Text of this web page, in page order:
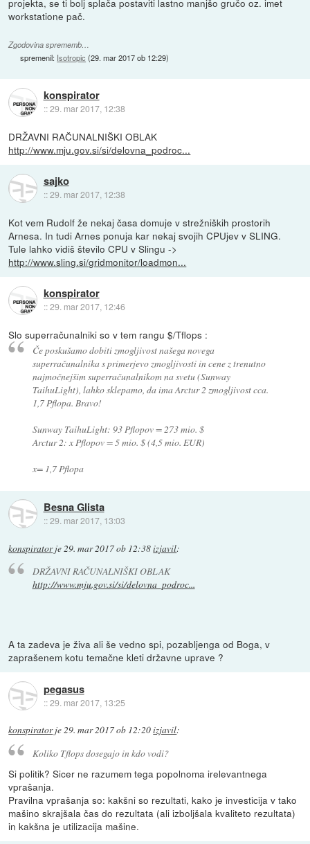
workstatione pač.
Zgodovina sprememb…
spremenil: Isotropic (29. mar 2017 ob 12:29)
konspirator
::29. mar 2017, 12:38
DRŽAVNI RAČUNALNIŠKI OBLAK
http://www.mju.gov.si/si/delovna_podroc...
sajko
::29. mar 2017, 12:38
Kot vem Rudolf že nekaj časa domuje v strežniških prostorih
Arnesa. In tudi Arnes ponuja kar nekaj svojih CPUjev v SLING.
Tule lahko vidiš število CPU v Slingu ->
http://www.sling.si/gridmonitor/loadmon...
konspirator
::29. mar 2017, 12:46
Slo superračunalniki so v tem rangu $/Tflops :
Če poskušamo dobiti zmogljivost našega novega
superračunalnika s primerjevo zmogljivosti in cene z trenutno
najmočnejšim superračunalnikom na svetu (Sunway
TaihuLight), lahko sklepamo, da ima Arctur 2 zmogljivost cca.
1,7 Pflopa. Bravo!
Sunway TaihuLight: 93 Pflopov = 273 mio. $
Arctur 2: x Pflopov = 5 mio. $ (4,5 mio. EUR)
x= 1,7 Pflopa
Besna Glista
::29. mar 2017, 13:03
konspiratorje29. mar 2017 ob 12:38izjavil:
DRŽAVNI RAČUNALNIŠKI OBLAK
http://www.mju.gov.si/si/delovna_podroc...
A ta zadeva je živa ali še vedno spi, pozabljenga od Boga, v
zaprašenem kotu temačne kleti državne uprave ?
pegasus
::29. mar 2017, 13:25
konspiratorje29. mar 2017 ob 12:20izjavil:
Koliko Tflops dosegajo in kdo vodi?
Si politik? Sicer ne razumem tega popolnoma irelevantnega
vprašanja.
Pravilna vprašanja so: kakšni so rezultati, kako je investicija v tako
mašino skrajšala čas do rezultata (ali izboljšala kvaliteto rezultata)
in kakšna je utilizacija mašine.